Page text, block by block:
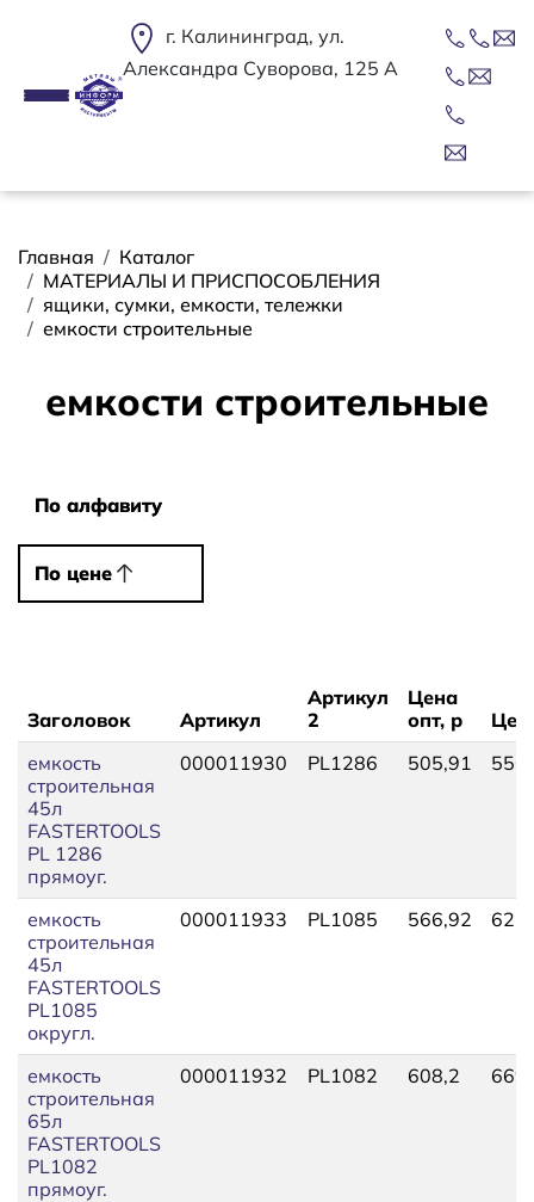
г. Калининград, ул.
Александра Суворова, 125 А
Строка навигации
Главная
Каталог
МАТЕРИАЛЫ И ПРИСПОСОБЛЕНИЯ
ящики, сумки, емкости, тележки
емкости строительные
емкости строительные
По алфавиту
По алфавиту
По цене
По цене
Заголовок Артикул
Артикул
2
Цена
опт, р
емкость
строительная
45л
FASTERTOOLS
PL 1286
прямоуг.
000011930 PL1286 505,91
емкость
строительная
45л
FASTERTOOLS
PL1085
округл.
000011933 PL1085 566,92
емкость
строительная
65л
FASTERTOOLS
PL1082
прямоуг.
000011932 PL1082 608,2